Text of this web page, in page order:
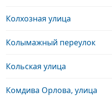
Колхозная улица
Колымажный переулок
Кольская улица
Комдива Орлова, улица